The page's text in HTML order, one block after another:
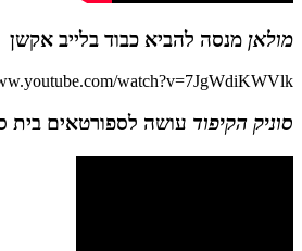
מולאן מנסה להביא כבוד בלייב אקשן
watch?v=7JgWdiKWVlk
סוניק הקיפוד עושה לספורטאים בית